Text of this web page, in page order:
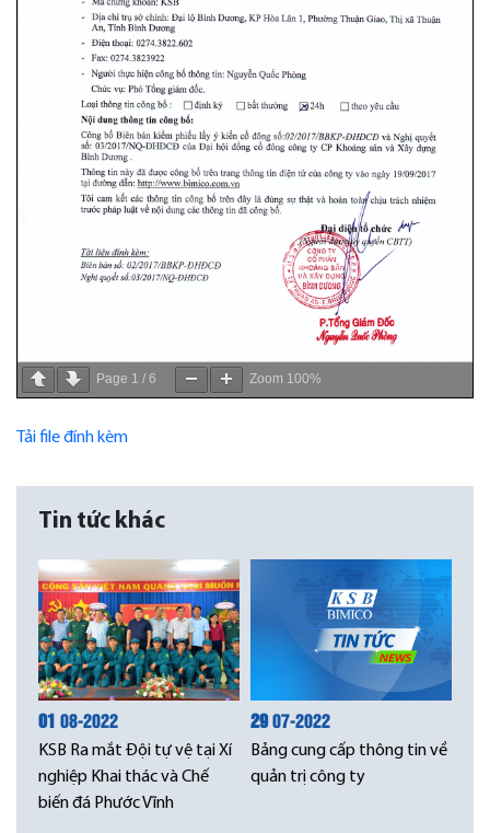
Page 1 / 6 Zoom 100%
Tải file đính kèm
Tin tức khác
01 08-2022
KSB Ra mắt Đội tự vệ tại Xí
nghiệp Khai thác và Chế
biến đá Phước Vĩnh
2907-2022
Bảng cung cấp thông tin về
quản trị công ty